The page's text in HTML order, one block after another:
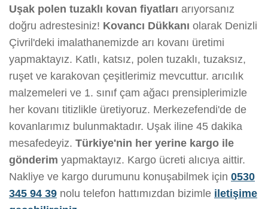
Uşak polen tuzaklı kovan fiyatları arıyorsanız
doğru adrestesiniz! Kovancı Dükkanı olarak Denizli
Çivril'deki imalathanemizde arı kovanı üretimi
yapmaktayız. Katlı, katsız, polen tuzaklı, tuzaksız,
ruşet ve karakovan çeşitlerimiz mevcuttur. arıcılık
malzemeleri ve 1. sınıf çam ağacı prensiplerimizle
her kovanı titizlikle üretiyoruz. Merkezefendi'de de
kovanlarımız bulunmaktadır. Uşak iline 45 dakika
mesafedeyiz. Türkiye'nin her yerine kargo ile
gönderim yapmaktayız. Kargo ücreti alıcıya aittir.
Nakliye ve kargo durumunu konuşabilmek için 0530
345 94 39 nolu telefon hattımızdan bizimle iletişime